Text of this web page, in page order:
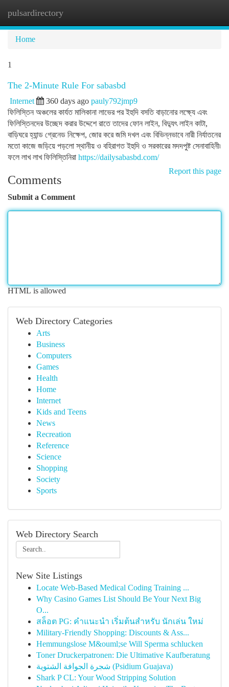
pulsardirectory
Home
1
The 2-Minute Rule For sabasbd
Internet 360 days ago pauly792jmp9
ফিলিস্তিন অঞ্চলের কার্যত মালিকানা লাভের পর ইহুদি বসতি বাড়ানোর লক্ষ্যে এবং
ফিলিস্তিনদের উচ্ছেদ করার উদ্দেশে রাতে তাদের ফোন লাইন, বিদ্যুৎ লাইন কাটা,
বাড়িঘরে হ্যান্ড গ্রেনেড নিক্ষেপ, জোর করে জমি দখল এবং বিভিন্নভাবে নারী নির্যাতনের
মতো কাজে জড়িয়ে পড়লো স্থানীয় ও বহিরাগত ইহুদি ও সরকারের মদদপুষ্ট সেনাবাহিনী৷
ফলে লাখ লাখ ফিলিস্তিনিরা https://dailysabasbd.com/
Report this page
Comments
Submit a Comment
HTML is allowed
Web Directory Categories
Arts
Business
Computers
Games
Health
Home
Internet
Kids and Teens
News
Recreation
Reference
Science
Shopping
Society
Sports
Web Directory Search
New Site Listings
Locate Web-Based Medical Coding Training ...
Why Casino Games List Should Be Your Next Big
O...
สล็อต PG: คำแนะนำ เริ่มต้นสำหรับ นักเล่น ใหม่
Military-Friendly Shopping: Discounts & Ass...
Hemmungslose M&ouml;se Will Sperma schlucken
Toner Druckerpatronen: Die Ultimative Kaufberatung
شجرة الجوافة الشتوية (Psidium Guajava)
Shark P CL: Your Wood Stripping Solution